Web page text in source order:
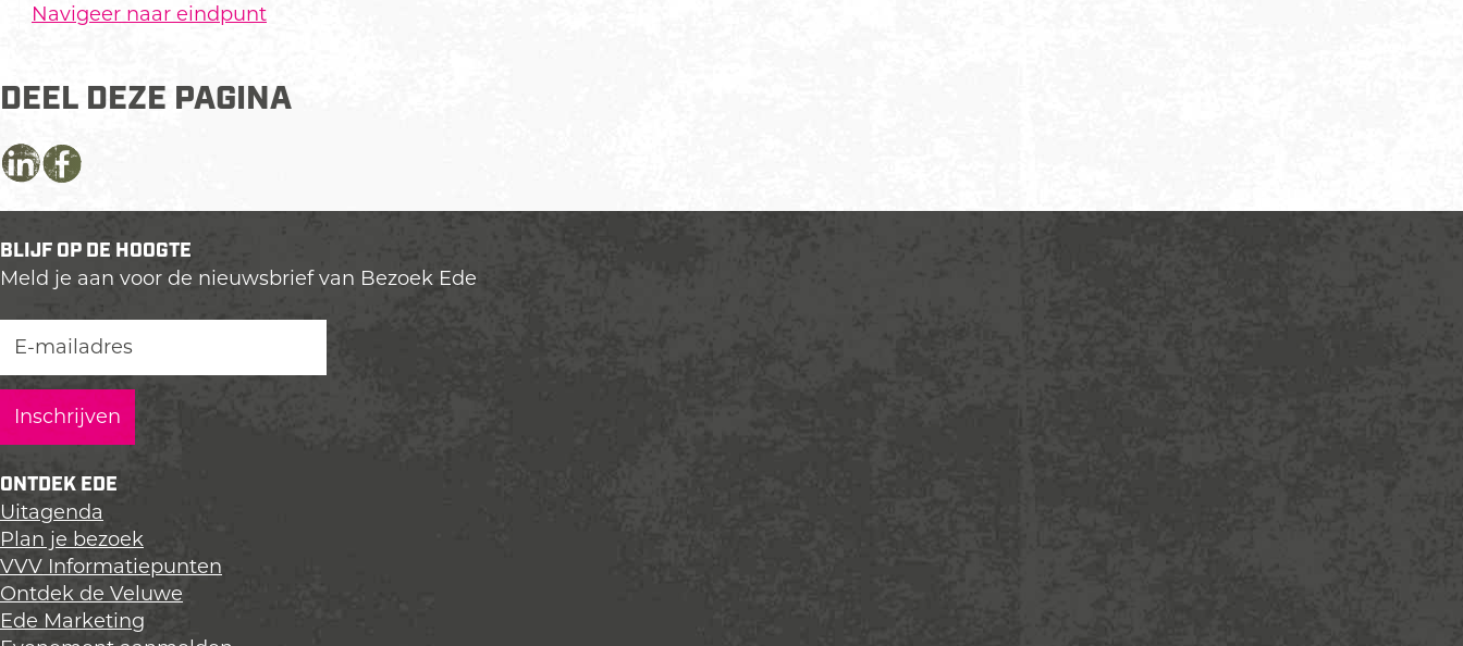
Navigeer naar eindpunt
DEEL DEZE PAGINA
D
l
d
z
p
a
g
i
n
a
o
p
L
i
D
l
d
z
p
a
g
i
a
o
p
F
a
l
d
z
p
a
g
i
a
o
p
X
BLIJF OP DE HOOGTE
Meld je aan voor de nieuwsbrief van Bezoek Ede
ONTDEK EDE
Uitagenda
Plan je bezoek
VVV Informatiepunten
Ontdek de Veluwe
Ede Marketing